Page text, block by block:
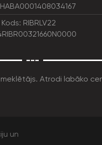
Kods: RIBRLV22
---
un